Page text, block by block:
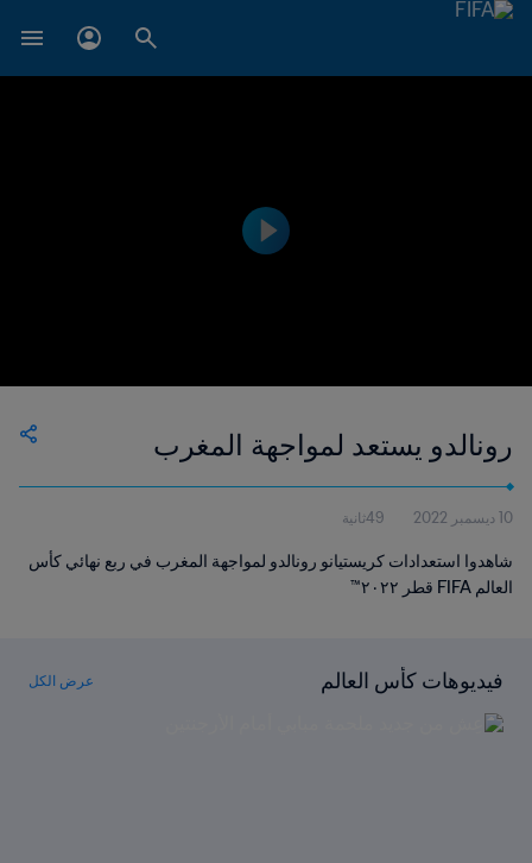
رونالدو يستعد لمواجهة المغرب
10 ديسمبر 2022 49ثانية
شاهدوا استعدادات كريستيانو رونالدو لمواجهة المغرب في ربع نهائي كأس
العالم FIFA قطر ٢٠٢٢™
فيديوهات كأس العالم عرض الكل